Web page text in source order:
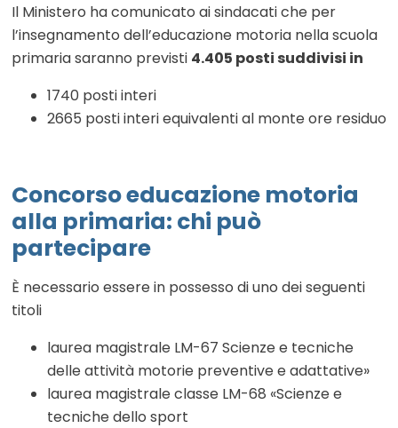
Il Ministero ha comunicato ai sindacati che per
l’insegnamento dell’educazione motoria nella scuola
primaria saranno previsti 4.405 posti suddivisi in
1740 posti interi
2665 posti interi equivalenti al monte ore residuo
Concorso educazione motoria
alla primaria: chi può
partecipare
È necessario essere in possesso di uno dei seguenti
titoli
laurea magistrale LM-67 Scienze e tecniche
delle attività motorie preventive e adattative»
laurea magistrale classe LM-68 «Scienze e
tecniche dello sport